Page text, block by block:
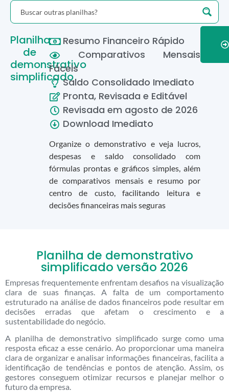
Planilha
de
demonstrativo
simplificado
Resumo Financeiro Rápido
Comparativos Mensais
Fáceis
Saldo Consolidado Imediato
Pronta, Revisada e Editável
Revisada em agosto de 2026
Download Imediato
Organize o demonstrativo e veja lucros,
despesas e saldo consolidado com
fórmulas prontas e gráficos simples, além
de comparativos mensais e resumo por
centro de custo, facilitando leitura e
decisões financeiras mais seguras
Planilha de demonstrativo
simplificado versão 2026
Empresas frequentemente enfrentam desafios na visualização
clara de suas finanças. A falta de um comportamento
estruturado na análise de dados financeiros pode resultar em
decisões erradas que afetam o crescimento e a
sustentabilidade do negócio.
A planilha de demonstrativo simplificado surge como uma
resposta eficaz a esse cenário. Ao proporcionar uma maneira
clara de organizar e analisar informações financeiras, facilita a
identificação de tendências e pontos de atenção. Assim, os
gestores conseguem otimizar recursos e planejar melhor o
futuro da empresa.